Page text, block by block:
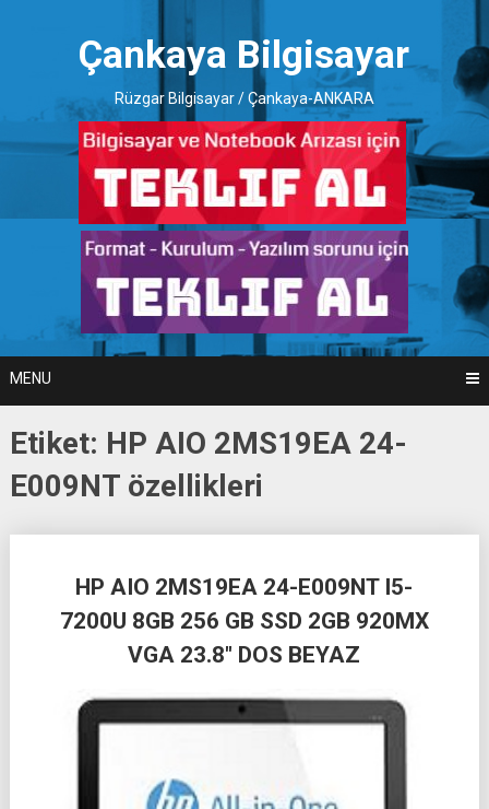
Çankaya Bilgisayar
Rüzgar Bilgisayar / Çankaya-ANKARA
MENU
Etiket: HP AIO 2MS19EA 24-
E009NT özellikleri
HP AIO 2MS19EA 24-E009NT I5-
7200U 8GB 256 GB SSD 2GB 920MX
VGA 23.8″ DOS BEYAZ
navigation